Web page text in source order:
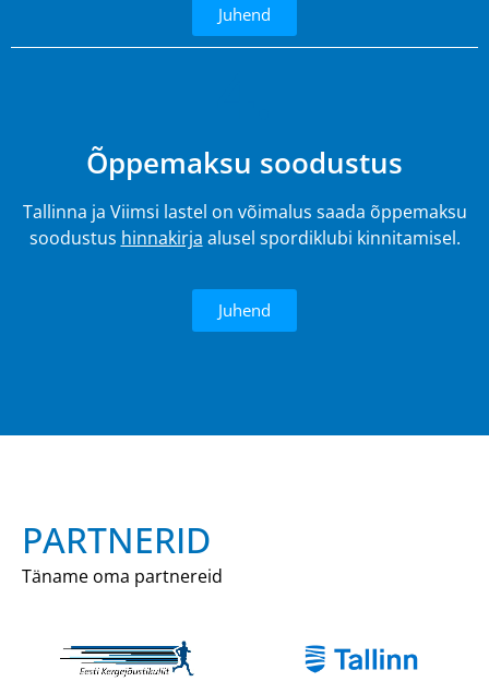
Juhend
Õppemaksu soodustus
Tallinna ja Viimsi lastel on võimalus saada õppemaksu
soodustus hinnakirja alusel spordiklubi kinnitamisel.
Juhend
PARTNERID
Täname oma partnereid